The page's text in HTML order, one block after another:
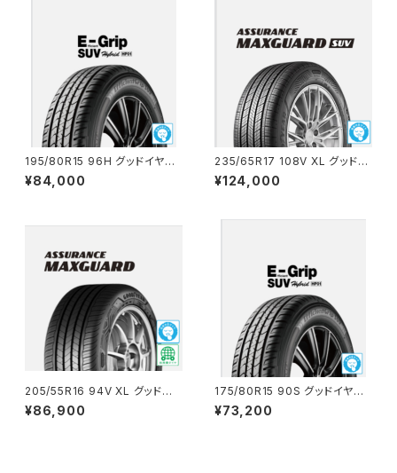
195/80R15 96H グッドイヤー
EfficientGrip SUV HP01 コミ
コミ4本セット
¥84,000
235/65R17 108V XL グッドイ
ヤー ASSURANCE MAXGUA
RD SUV コミコミ4本セット
¥124,000
205/55R16 94V XL グッドイ
ヤー ASSURANCE MAXGUA
RD コミコミ4本セット
¥86,900
175/80R15 90S グッドイヤー
EfficientGrip SUV HP01 コミ
コミ4本セット
¥73,200